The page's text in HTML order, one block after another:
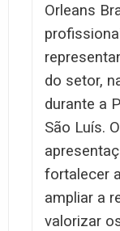
Orleans
do setor,
durante a
São Luís.
fortalecer
ampliar a
valorizar